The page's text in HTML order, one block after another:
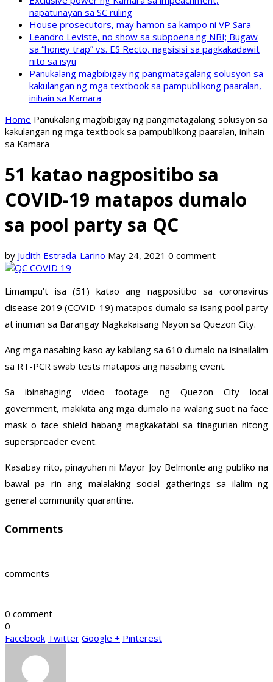
napatunayan sa SC ruling
House prosecutors, may hamon sa kampo ni VP Sara
Leandro Leviste, no show sa subpoena ng NBI; Bugaw
sa “honey trap” vs. ES Recto, nagsisisi sa pagkakadawit
nito sa isyu
Panukalang magbibigay ng pangmatagalang solusyon sa
kakulangan ng mga textbook sa pampublikong paaralan,
inihain sa Kamara
Home Panukalang magbibigay ng pangmatagalang solusyon sa
kakulangan ng mga textbook sa pampublikong paaralan, inihain
sa Kamara
51 katao nagpositibo sa
COVID-19 matapos dumalo
sa pool party sa QC
by Judith Estrada-Larino May 24, 2021 0 comment
Limampu’t isa (51) katao ang nagpositibo sa coronavirus
disease 2019 (COVID-19) matapos dumalo sa isang pool party
at inuman sa Barangay Nagkakaisang Nayon sa Quezon City.
Ang mga nasabing kaso ay kabilang sa 610 dumalo na isinailalim
sa RT-PCR swab tests matapos ang nasabing event.
Sa ibinahaging video footage ng Quezon City local
government, makikita ang mga dumalo na walang suot na face
mask o face shield habang magkakatabi sa tinagurian nitong
superspreader event.
Kasabay nito, pinayuhan ni Mayor Joy Belmonte ang publiko na
bawal pa rin ang malalaking social gatherings sa ilalim ng
general community quarantine.
Comments
comments
0 comment
0
Facebook Twitter Google + Pinterest